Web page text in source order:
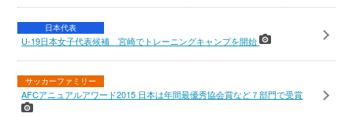
日本代表
U-19日本女子代表候補 宮崎でトレーニングキャンプを開始
サッカーファミリー
AFCアニュアルアワード2015 日本は年間最優秀協会賞など７部門で受賞